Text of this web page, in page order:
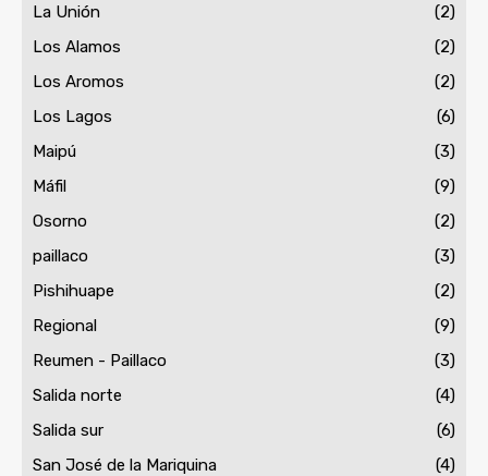
La Unión
(2)
Los Alamos
(2)
Los Aromos
(2)
Los Lagos
(6)
Maipú
(3)
Máfil
(9)
Osorno
(2)
paillaco
(3)
Pishihuape
(2)
Regional
(9)
Reumen - Paillaco
(3)
Salida norte
(4)
Salida sur
(6)
San José de la Mariquina
(4)